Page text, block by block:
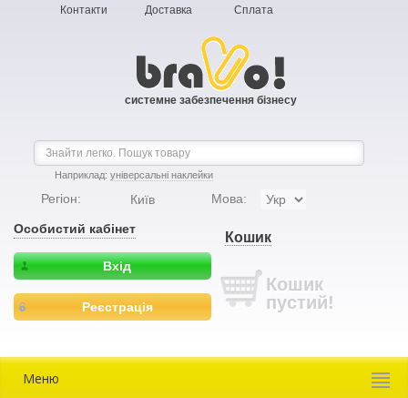
Контакти Доставка Сплата
системне забезпечення бізнесу
Наприклад: універсальні наклейки
Регіон: Київ Мова:
Особистий кабінет
Вхід
Реєстрація
Кошик
Кошик
пустий!
Меню